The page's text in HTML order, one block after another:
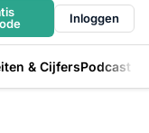
Inloggen
& CijfersPodcast